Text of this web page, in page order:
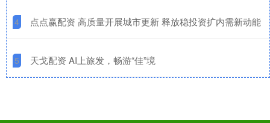
4 ​点点赢配资 高质量开展城市更新 释放稳投资扩内需新动能
5 ​天戈配资 AI上旅发，畅游“佳”境